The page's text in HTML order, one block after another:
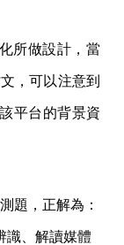
所做設計，當
，可以注意到
平台的背景資
題，正解為：
識、解讀媒體